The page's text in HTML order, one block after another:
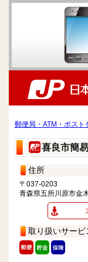
郵便局・ATM・ポスト
喜良市簡
住所
〒037-0203
青森県五所川原市金
取り扱いサービ